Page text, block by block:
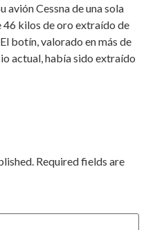
avión Cessna de una sola
46 kilos de oro extraído de
botín, valorado en más de
actual, había sido extraído
Required fields are